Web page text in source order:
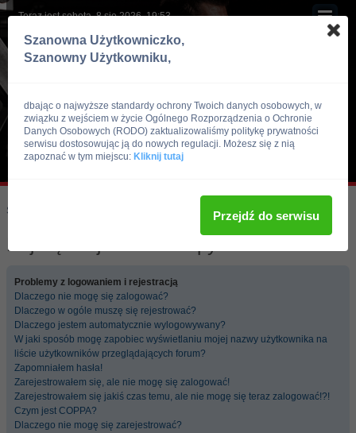
Teraz jest sobota, 8 sie 2026, 19:53
Skocz do:
Najczęściej zadawane pytania
Problemy z logowaniem i rejestracją
Dlaczego nie mogę się zalogować?
Dlaczego w ogóle muszę się rejestrować?
Dlaczego jestem automatycznie wylogowywany?
W jaki sposób mogę zapobiec wyświetlaniu mojej nazwy użytkownika na
liście użytkowników przeglądających forum?
Zapomniałem hasła!
Zarejestrowałem się, ale nie mogę się zalogować!
Zarejestrowałem się jakiś czas temu, ale nie mogę się teraz zalogować!?!
Czym jest COPPA?
Dlaczego nie mogę się zarejestrować?
Szanowna Użytkowniczko,
Szanowny Użytkowniku,
dbając o najwyższe standardy ochrony Twoich danych osobowych, w
związku z wejściem w życie Ogólnego Rozporządzenia o Ochronie
Danych Osobowych (RODO) zaktualizowaliśmy politykę prywatności
serwisu dostosowując ją do nowych regulacji. Możesz się z nią
zapoznać w tym miejscu: Kliknij tutaj
Przejdź do serwisu